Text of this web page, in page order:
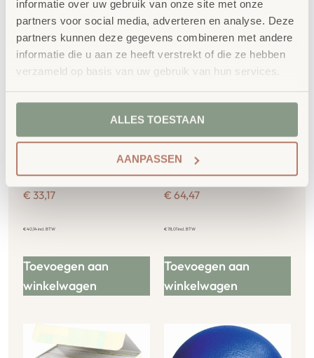
informatie over uw gebruik van onze site met onze
partners voor social media, adverteren en analyse. Deze
partners kunnen deze gegevens combineren met andere
informatie die u aan ze heeft verstrekt of die ze hebben
verzameld op basis van uw gebruik van hun services.
ALLES TOESTAAN
AANPASSEN
Houten Toren
€ 33,17
€40,14incl. BTW
Toevoegen aan
winkelwagen
Klok voor dagindeling
€ 64,47
€78,01incl. BTW
Toevoegen aan
winkelwagen